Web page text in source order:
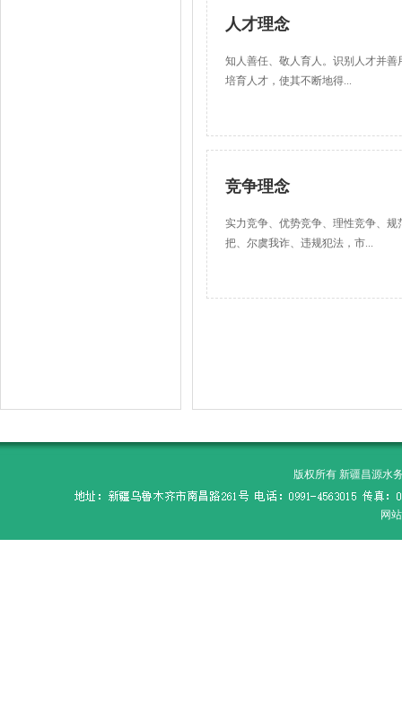
人才理念
知人善任、敬人育人。识别人才并
培育人才，使其不断地得...
竞争理念
实力竞争、优势竞争、理性竞争、
把、尔虞我诈、违规犯法，市...
版权所有 新疆昌源水
网